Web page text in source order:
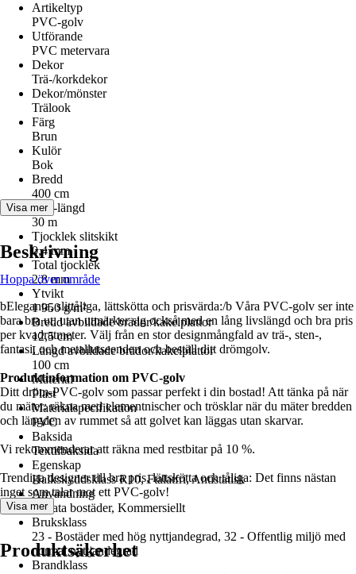
Artikeltyp
PVC-golv
Utförande
PVC metervara
Dekor
Trä-/korkdekor
Dekor/mönster
Trälook
Färg
Brun
Kulör
Bok
Bredd
400 cm
Rull-längd
30 m
Tjocklek slitskikt
0,4 mm
Total tjocklek
2,8 mm
Ytvikt
1 950 g/m²
Bredd avbildade brädor/kakelplattor
12,5 cm
Längd avbildade brädor/kakelplattor
100 cm
Material
Plast
Materialspecifikation
PVC
Baksida
Textilbaksida
Egenskap
Halkskyddsklass R10, Ftalatfri, Antistatisk
Användning
Privata bostäder, Kommersiellt
Bruksklass
23 - Bostäder med hög nyttjandegrad, 32 - Offentlig miljö med
normal nyttjandegrad
Brandklass
Visa mer
Beskrivning
Hoppa över område
bEleganta, slittåliga, lättskötta och prisvärda:/b Våra PVC-golv ser inte
bara bra ut, utan utmärker sig också med en lång livslängd och bra pris
per kvadratmeter. Välj från en stor designmångfald av trä-, sten-,
fantasi, och metallutseenden och beställ ditt drömgolv.
Produktinformation om PVC-golv
Ditt dröm-PVC-golv som passar perfekt i din bostad! Att tänka på när
du mäter: räkna med elementnischer och trösklar när du mäter bredden
och längden av rummet så att golvet kan läggas utan skarvar.
Vi rekommenderar att räkna med restbitar på 10 %.
Trendiga designer till bra pris, lättskötta och tåliga: Det finns nästan
inget som talar mot ett PVC-golv!
Visa mer
Produktsäkerhet